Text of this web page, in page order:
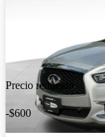
Precio reducido
-$600